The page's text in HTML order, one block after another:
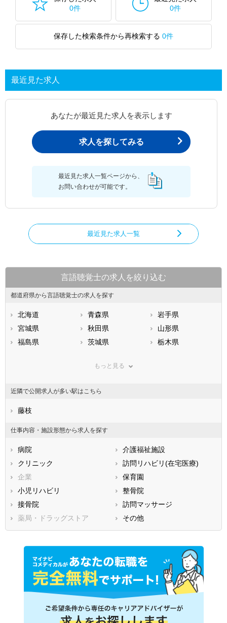
0件
0件
保存した検索条件から再検索する 0件
最近見た求人
あなたが最近見た求人を表示します
求人を探してみる
最近見た求人一覧ページから、
お問い合わせが可能です。
最近見た求人一覧
言語聴覚士の求人を絞り込む
都道府県から言語聴覚士の求人を探す
北海道 青森県
岩手県
宮城県
秋田県
山形県
福島県
茨城県
栃木県
神奈川県
石川県
福井県
静岡県
鳥取県
岡山県
広島県
徳島県
香川県
福岡県
熊本県
宮崎県
鹿児島県
もっと見る
近隣で公開求人が多い駅はこちら
藤枝
仕事内容・施設形態から求人を探す
病院
介護福祉施設
クリニック
訪問リハビリ(在宅医療)
企業
保育園
小児リハビリ
整骨院
接骨院
訪問マッサージ
薬局・ドラッグストア
その他